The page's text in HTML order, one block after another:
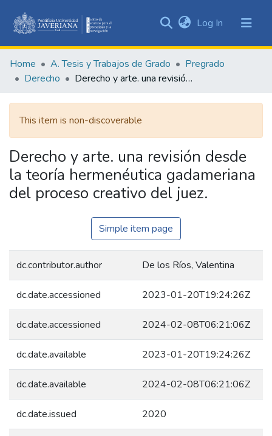
&
Collections
Statistics
Log In (current)
Home A. Tesis y Trabajos de Grado
Pregrado
Derecho
Derecho y arte. una revisión desde la teoría hermenéutica gadameriana del proceso creativo del juez.
This item is non-discoverable
Derecho y arte. una revisión desde
la teoría hermenéutica gadameriana
del proceso creativo del juez.
Simple item page
dc.contributor.author De los Ríos, Valentina
dc.date.accessioned 2023-01-20T19:24:26Z
dc.date.accessioned 2024-02-08T06:21:06Z
dc.date.available 2023-01-20T19:24:26Z
dc.date.available 2024-02-08T06:21:06Z
dc.date.issued 2020